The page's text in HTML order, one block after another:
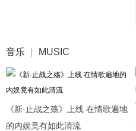
音乐 MUSIC
《新·止战之殇》上线 在情歌遍地
的内娱竟有如此清流